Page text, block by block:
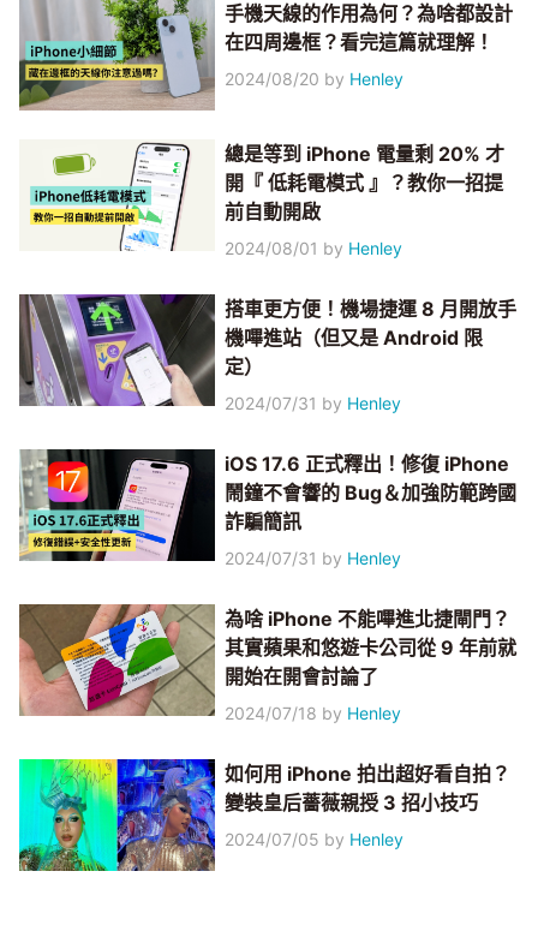
手機天線的作用為何？為啥都設計
在四周邊框？看完這篇就理解！
2024/08/20 by Henley
總是等到 iPhone 電量剩 20% 才
開『 低耗電模式 』？教你一招提
前自動開啟
2024/08/01 by Henley
搭車更方便！機場捷運 8 月開放手
機嗶進站（但又是 Android 限
定）
2024/07/31 by Henley
iOS 17.6 正式釋出！修復 iPhone
鬧鐘不會響的 Bug＆加強防範跨國
詐騙簡訊
2024/07/31 by Henley
為啥 iPhone 不能嗶進北捷閘門？
其實蘋果和悠遊卡公司從 9 年前就
開始在開會討論了
2024/07/18 by Henley
如何用 iPhone 拍出超好看自拍？
變裝皇后薔薇親授 3 招小技巧
2024/07/05 by Henley